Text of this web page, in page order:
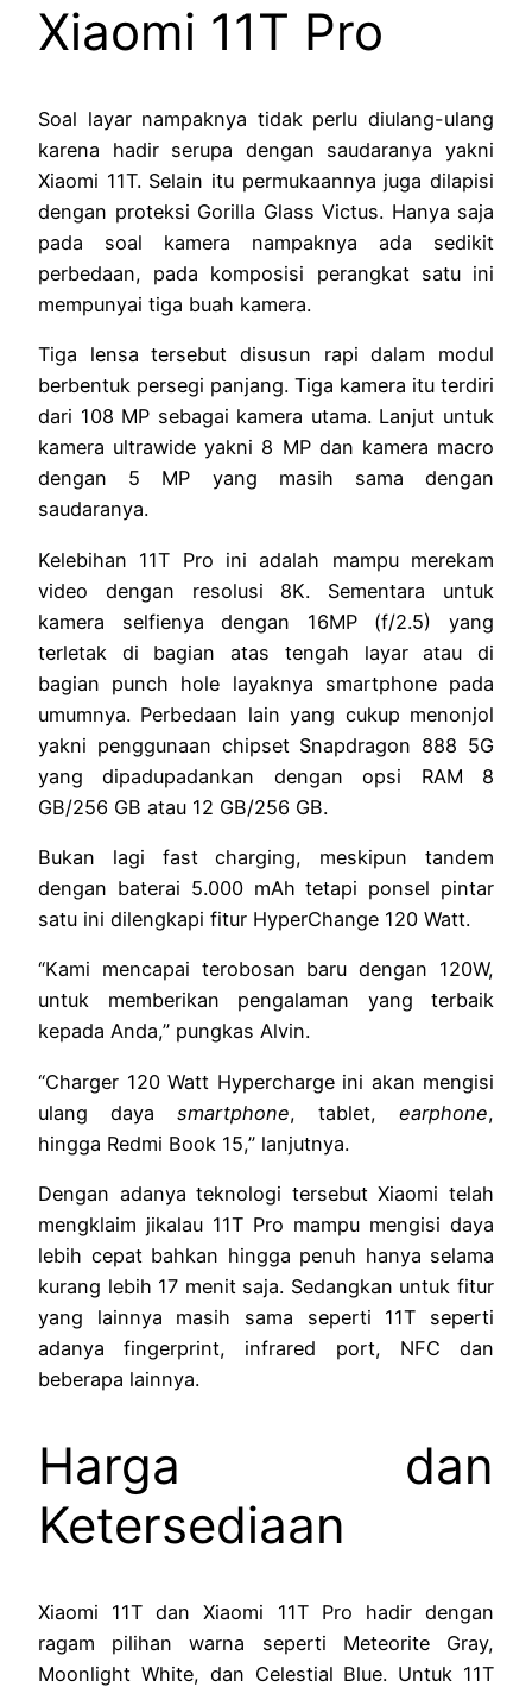
Xiaomi 11T Pro
Soal layar nampaknya tidak perlu diulang-ulang
karena hadir serupa dengan saudaranya yakni
Xiaomi 11T. Selain itu permukaannya juga dilapisi
dengan proteksi Gorilla Glass Victus. Hanya saja
pada soal kamera nampaknya ada sedikit
perbedaan, pada komposisi perangkat satu ini
mempunyai tiga buah kamera.
Tiga lensa tersebut disusun rapi dalam modul
berbentuk persegi panjang. Tiga kamera itu terdiri
dari 108 MP sebagai kamera utama. Lanjut untuk
kamera ultrawide yakni 8 MP dan kamera macro
dengan 5 MP yang masih sama dengan
saudaranya.
Kelebihan 11T Pro ini adalah mampu merekam
video dengan resolusi 8K. Sementara untuk
kamera selfienya dengan 16MP (f/2.5) yang
terletak di bagian atas tengah layar atau di
bagian punch hole layaknya smartphone pada
umumnya. Perbedaan lain yang cukup menonjol
yakni penggunaan chipset Snapdragon 888 5G
yang dipadupadankan dengan opsi RAM 8
GB/256 GB atau 12 GB/256 GB.
Bukan lagi fast charging, meskipun tandem
dengan baterai 5.000 mAh tetapi ponsel pintar
satu ini dilengkapi fitur HyperChange 120 Watt.
“Kami mencapai terobosan baru dengan 120W,
untuk memberikan pengalaman yang terbaik
kepada Anda,” pungkas Alvin.
“Charger 120 Watt Hypercharge ini akan mengisi
ulang daya smartphone, tablet, earphone,
hingga Redmi Book 15,” lanjutnya.
Dengan adanya teknologi tersebut Xiaomi telah
mengklaim jikalau 11T Pro mampu mengisi daya
lebih cepat bahkan hingga penuh hanya selama
kurang lebih 17 menit saja. Sedangkan untuk fitur
yang lainnya masih sama seperti 11T seperti
adanya fingerprint, infrared port, NFC dan
beberapa lainnya.
Harga dan
Ketersediaan
Xiaomi 11T dan Xiaomi 11T Pro hadir dengan
ragam pilihan warna seperti Meteorite Gray,
Moonlight White, dan Celestial Blue. Untuk 11T